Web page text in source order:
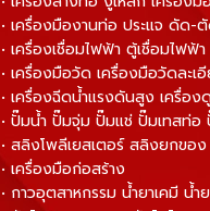
• เครื่องมืองานท่อ ประแจ ดัด-
• เครื่องเชื่อมไฟฟ้า ตู้เชื่อมไฟ
• เครื่องมือวัด เครื่องมือวัดละเ
• เครื่องฉีดน้ำแรงดันสูง เครื่อ
• ปั๊มน้ำ ปั๊มจุ่ม ปั๊มแช่ ปั๊มเทสท่
• สลิงโพลีเยสเตอร์ สลิงยกของ
• เครื่องมือก่อสร้าง
• กาวอุตสาหกรรม น้ำยาเคมี น้ำ